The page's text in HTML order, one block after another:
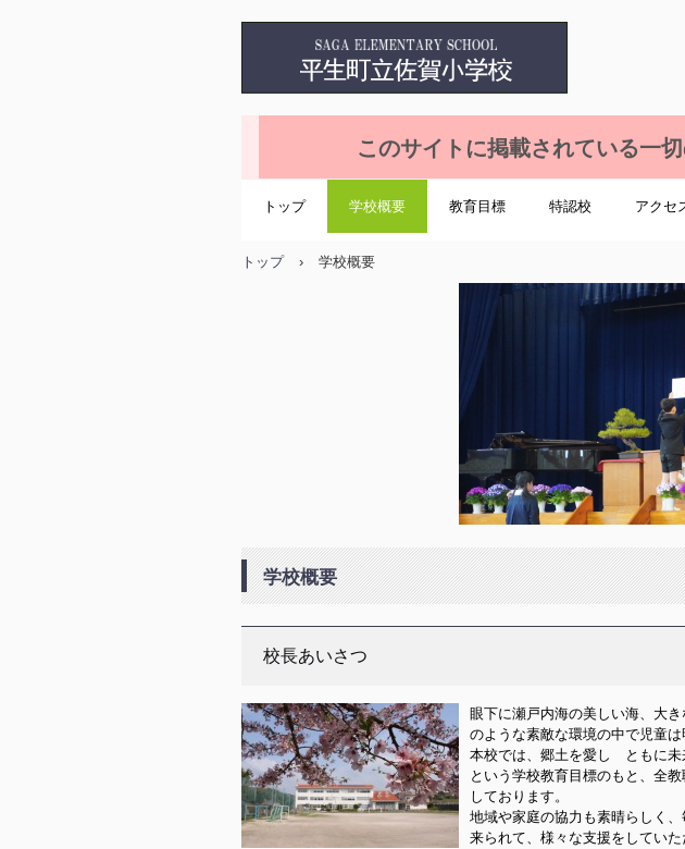
このサイトに掲載されている一切の
トップ 学校概要 教育目標 特認校 アクセ
トップ › 学校概要
学校概要
校長あいさつ
眼下に瀬戸内海の美しい海、大
のような素敵な環境の中で児童は
本校では、郷土を愛し ともに
という学校教育目標のもと、全
しております。
地域や家庭の協力も素晴らしく
来られて、様々な支援をしていた